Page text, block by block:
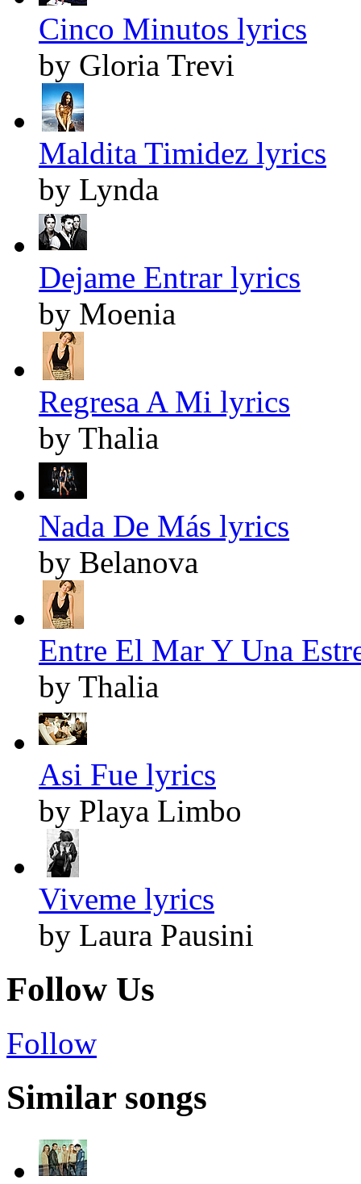
Cinco Minutos lyrics
by Gloria Trevi
Maldita Timidez lyrics
by Lynda
Dejame Entrar lyrics
by Moenia
Regresa A Mi lyrics
by Thalia
Nada De Más lyrics
by Belanova
Entre El Mar Y Una
by Thalia
Asi Fue lyrics
by Playa Limbo
Viveme lyrics
by Laura Pausini
Follow Us
Follow
Similar songs